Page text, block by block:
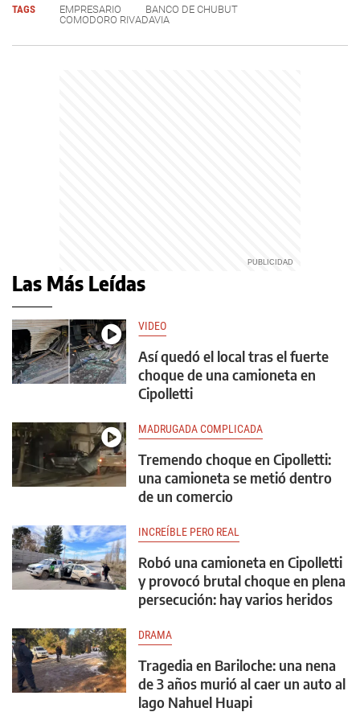
TAGS EMPRESARIO
BANCO DE CHUBUT
COMODORO RIVADAVIA
Las Más Leídas
VIDEO
Así quedó el local tras el fuerte
choque de una camioneta en
Cipolletti
MADRUGADA COMPLICADA
Tremendo choque en Cipolletti:
una camioneta se metió dentro
de un comercio
INCREÍBLE PERO REAL
Robó una camioneta en Cipolletti
y provocó brutal choque en plena
persecución: hay varios heridos
DRAMA
Tragedia en Bariloche: una nena
de 3 años murió al caer un auto al
lago Nahuel Huapi